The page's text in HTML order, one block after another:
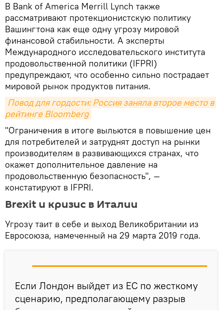
В Bank of America Merrill Lynch также
рассматривают протекционистскую политику
Вашингтона как еще одну угрозу мировой
финансовой стабильности. А эксперты
Международного исследовательского института
продовольственной политики (IFPRI)
предупреждают, что особенно сильно пострадает
мировой рынок продуктов питания.
Повод для гордости: Россия заняла второе место в
рейтинге Bloomberg
"Ограничения в итоге выльются в повышение цен
для потребителей и затруднят доступ на рынки
производителям в развивающихся странах, что
окажет дополнительное давление на
продовольственную безопасность", —
констатируют в IFPRI.
Brexit и кризис в Италии
Угрозу таит в себе и выход Великобритании из
Евросоюза, намеченный на 29 марта 2019 года.
Если Лондон выйдет из ЕС по жесткому
сценарию, предполагающему разрыв